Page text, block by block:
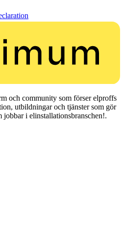
och community som förser elproffs
utbildningar och tjänster som gör
i elinstallationsbranschen!.